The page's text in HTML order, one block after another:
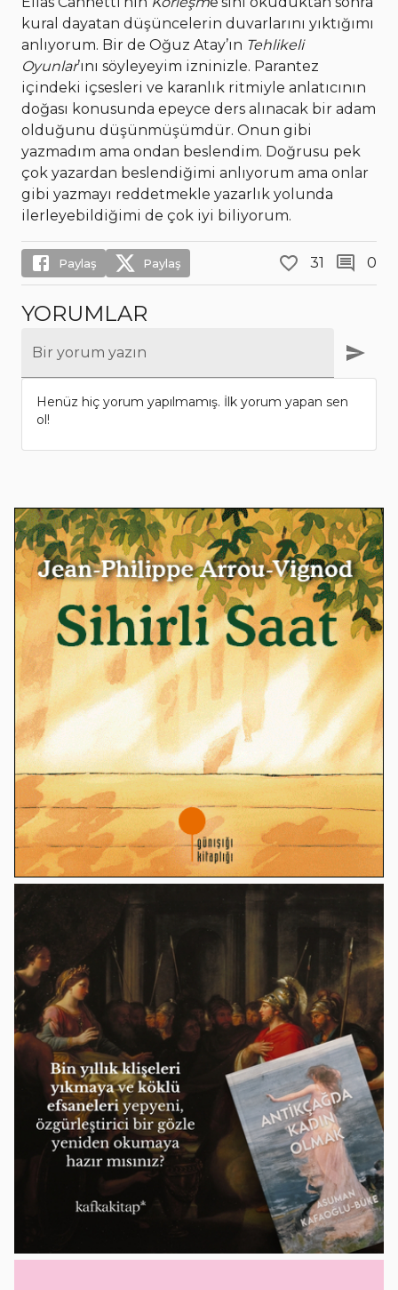
kural dayatan düşüncelerin duvarlarını yıktığımı
anlıyorum. Bir de Oğuz Atay’ın Tehlikeli
Oyunlar’ını söyleyeyim izninizle. Parantez
içindeki içsesleri ve karanlık ritmiyle anlatıcının
doğası konusunda epeyce ders alınacak bir adam
olduğunu düşünmüşümdür. Onun gibi
yazmadım ama ondan beslendim. Doğrusu pek
çok yazardan beslendiğimi anlıyorum ama onlar
gibi yazmayı reddetmekle yazarlık yolunda
ilerleyebildiğimi de çok iyi biliyorum.
Paylaş Paylaş 31 0
YORUMLAR
Bir yorum yazın
Henüz hiç yorum yapılmamış. İlk yorum yapan sen
ol!